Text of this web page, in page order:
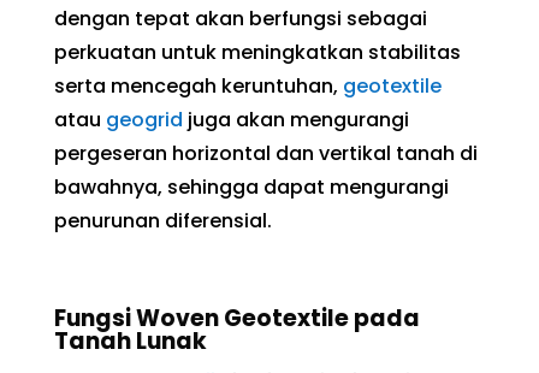
dengan tepat akan berfungsi sebagai
perkuatan untuk meningkatkan stabilitas
serta mencegah keruntuhan, geotextile
atau geogrid juga akan mengurangi
pergeseran horizontal dan vertikal tanah di
bawahnya, sehingga dapat mengurangi
penurunan diferensial.
Fungsi Woven Geotextile pada
Tanah Lunak